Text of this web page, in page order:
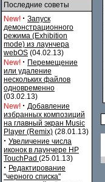
Последние советы
New! · Запуск
демонстрационного
режима (Exhibition
mode) из лаунчера
webOS (04.02.13)
New! · Перемещение
или удаление
нескольких файлов
одновременно
(03.02.13)
New! · Добавление
избранных композиций
на главный экран Music
Player (Remix) (28.01.13)
· Увеличение числа
иконок в лаунчере HP
TouchPad (25.01.13)
· Редактирование
"черного списка"